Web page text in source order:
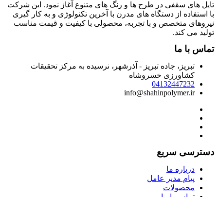
های سقفی در طرح ها و رنگ های متنوع آغاز نمود. این شرکت
استفاده از دستگاه های مدرن با آخرین تکنولوژی و به کار گیری
متخصص و با تجربه، محصولی با کیفیت و قیمت مناسب
می کند.
با ما
تبریز، جاده تبریز - آذرشهر، نرسیده به مرکز تحقیقات
کشاورزی خسروشاه
04132447232
info@shahinpolymer.ir
سریع
درباره ما
پیام مدیر عامل
محصولات